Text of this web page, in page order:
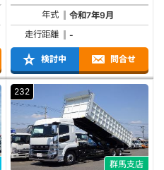
年式
令和7年9月
走行距離
-
検討中 問合せ
232
群馬支店